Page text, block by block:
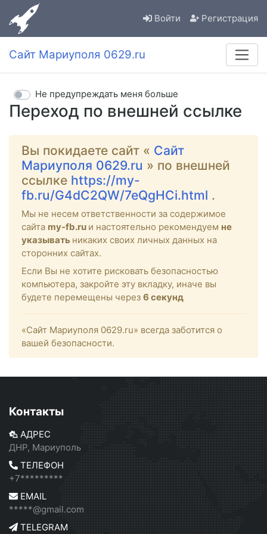
Войти Регистрация
Сайт Мариуполя 0629.ru
Переход по внешней ссылке
Не предупреждать меня больше
Вы покидаете сайт « Сайт
Мариуполя 0629.ru » по внешней
ссылке https://my-
fb.ru/G4dC2QW/7eQgHCi.html .
Мы не несем ответственности за содержимое
сайта my-fb.ru и настоятельно рекомендуем не
указывать никаких своих личных данных на
сторонних сайтах.
Если Вы не хотите рисковать безопасностью
компьютера, закройте эту вкладку, иначе вы
будете перемещены через 6 секунд
«Сайт Мариуполя 0629.ru» всегда заботится о
вашей безопасности.
Контакты
АДРЕС
ДНР, Мариуполь
ТЕЛЕФОН
+7*********
EMAIL
*****@gmail.com
TELEGRAM